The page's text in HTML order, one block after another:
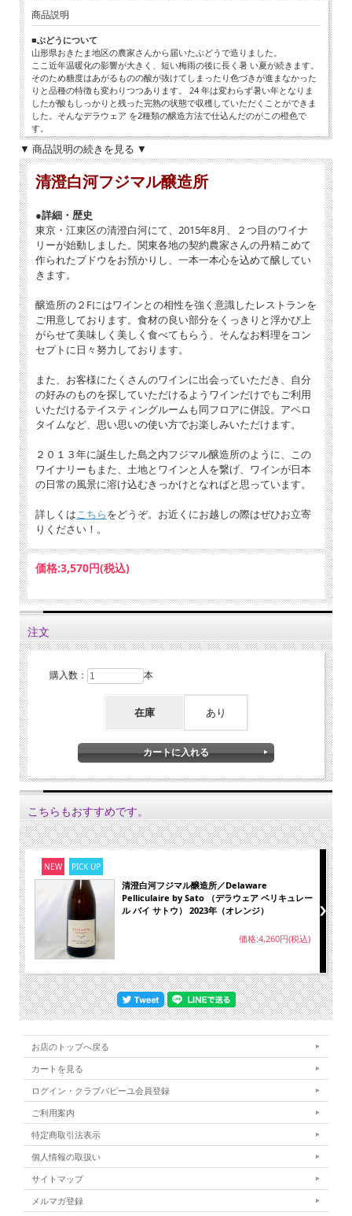
商品説明
■ぶどうについて
山形県おきたま地区の農家さんから届いたぶどうで造りました。
ここ近年温暖化の影響が大きく、短い梅雨の後に長く暑 い夏が続きます。
そのため糖度はあがるものの酸が抜けてしまったり色づきが進まなかった
りと品種の特徴も変わりつつあります。 24 年は変わらず暑い年となりま
したが酸もしっかりと残った完熟の状態で収穫していただくことができま
した。そんなデラウェア を2種類の醸造方法で仕込んだのがこの橙色で
す。
■ワインについて
近年の温暖化によりぶどうの味わいも少しずつ変化していますが、この橙
色を造る上でそれを強く感じるのはやはり果皮からの抽 出の違いです。酸
を残して収穫するので、果実の色づきや果皮の厚みも控えめなため、そこ
トな仕上がりになります。この橙色のキュヴェをワイナリー設立当初から
造り続けていますが、 何年か前までは蛍光オレンジのような色だった年も
あり、この数年での気候とぶどうの変化に驚いています。
造りの面では香りの部分で必要な要素はマセラシオンカルボニックの醸造
方法で引き出しつつ、別仕込みの醸し発酵で味わいの骨 格を作っていま
す。
ランスを取っています。
杏仁、和ミカンの皮、ジャスミン、クチナシ、今までのヴィンテージに比
べてお花のニュアンスが特徴的に出ているように感じま す。味わいは和柑
橘の皮のようなほろ苦さがありつつも、さわやかな酸のアフターが24年の
キャラクターです。
1本に今年も仕上がりました！ ！
生産本数：1129本
内容量：750ml
アルコール度数：12％
醸造：：除梗破砕後17日間醸し発酵しプレス。こちらとは別にマセラシオ
ンカルボニックの方法で24日間かけて別で仕込 んだオレンジをそれぞれの
ステンレスタンクで8か月間熟成。熟成後半に亜硫酸を20ppm、ボトリン
グ前の澱引きブレンド の際追加で20ppm添加。
※無濾過無清澄のため澱が生じることがありますが、品質に問題はありま
せん。15度以下での保管をお願いいたします。
▼ 商品説明の続きを見る ▼
清澄白河フジマル醸造所
●詳細・歴史
東京・江東区の清澄白河にて、2015年8月、２つ目のワイナ
リーが始動しました。関東各地の契約農家さんの丹精こめて
作られたブドウをお預かりし、一本一本心を込めて醸してい
きます。
醸造所の２Fにはワインとの相性を強く意識したレストランを
ご用意しております。食材の良い部分をくっきりと浮かび上
がらせて美味しく美しく食べてもらう、そんなお料理をコン
セプトに日々努力しております。
また、お客様にたくさんのワインに出会っていただき、自分
の好みのものを探していただけるようワインだけでもご利用
いただけるテイスティングルームも同フロアに併設。アペロ
タイムなど、思い思いの使い方でお楽しみいただけます。
２０１３年に誕生した島之内フジマル醸造所のように、この
ワイナリーもまた、土地とワインと人を繋げ、ワインが日本
の日常の風景に溶け込むきっかけとなればと思っています。
詳しくはこちらをどうぞ。お近くにお越しの際はぜひお立寄
りください！。
価格:3,570円(税込)
注文
購入数： 本
在庫 あり
こちらもおすすめです。
NEW PICK UP
清澄白河フジマル醸造所／Delaware
Pelliculaire by Sato （デラウェア ペリキュレー
ル バイ サトウ） 2023年（オレンジ）
価格:4,260円(税込)
お店のトップへ戻る
カートを見る
ログイン・クラブパピーユ会員登録
ご利用案内
特定商取引法表示
個人情報の取扱い
サイトマップ
メルマガ登録